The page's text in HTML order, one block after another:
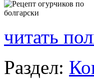
читать
Раздел: